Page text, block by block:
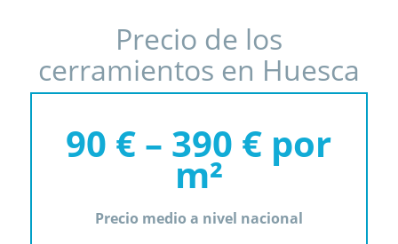
Precio de los
cerramientos en Huesca
90 € – 390 € por
m²
Precio medio a nivel nacional